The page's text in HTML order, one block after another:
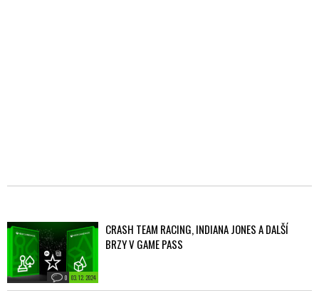
03. 12. 2024
0
CRASH TEAM RACING, INDIANA JONES A DALŠÍ
BRZY V GAME PASS